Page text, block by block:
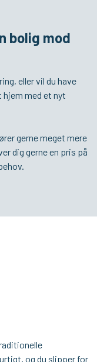
bolig mod
eller vil du have
med et nyt
gerne meget mere
dig gerne en pris på
og du slipper for